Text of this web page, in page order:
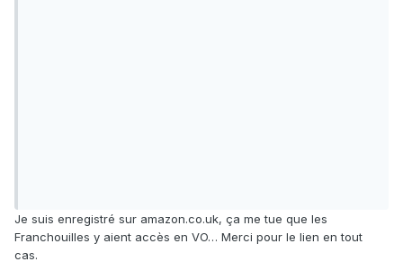
Je suis enregistré sur amazon.co.uk, ça me tue que les
Franchouilles y aient accès en VO… Merci pour le lien en tout
cas.